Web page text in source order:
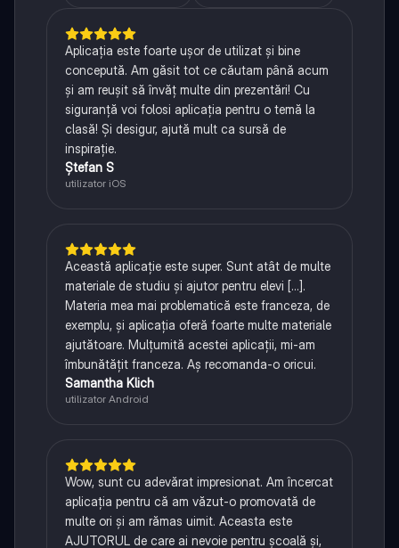
Aplicația este foarte ușor de utilizat și bine
concepută. Am găsit tot ce căutam până acum
și am reușit să învăț multe din prezentări! Cu
siguranță voi folosi aplicația pentru o temă la
clasă! Și desigur, ajută mult ca sursă de
inspirație.
Ștefan S
utilizator iOS
Această aplicație este super. Sunt atât de multe
materiale de studiu și ajutor pentru elevi [...].
Materia mea mai problematică este franceza, de
exemplu, și aplicația oferă foarte multe materiale
ajutătoare. Mulțumită acestei aplicații, mi-am
îmbunătățit franceza. Aș recomanda-o oricui.
Samantha Klich
utilizator Android
Wow, sunt cu adevărat impresionat. Am încercat
aplicația pentru că am văzut-o promovată de
multe ori și am rămas uimit. Aceasta este
AJUTORUL de care ai nevoie pentru școală și,